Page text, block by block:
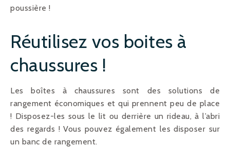
poussière !
Réutilisez vos boites à
chaussures !
Les boîtes à chaussures sont des solutions de
rangement économiques et qui prennent peu de place
! Disposez-les sous le lit ou derrière un rideau, à l’abri
des regards ! Vous pouvez également les disposer sur
un banc de rangement.